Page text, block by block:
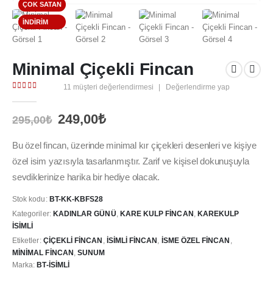
ÇOK SATAN
İNDIRIM
Minimal Çiçekli Fincan
11 müşteri değerlendirmesi | Değerlendirme yap
295,00₺ Orijinal
295,00₺.
249,00₺Şu
fiyat:
249,00₺.
Bu özel fincan, üzerinde minimal kır çiçekleri desenleri ve kişiye
özel isim yazısıyla tasarlanmıştır. Zarif ve kişisel dokunuşuyla
sevdiklerinize harika bir hediye olacak.
Stok kodu: BT-KK-KBFS28
Kategoriler: KADINLAR GÜNÜ, KARE KULP FINCAN, KAREKULP
İSIMLI
Etiketler: ÇIÇEKLI FINCAN İSIMLI FINCAN İSME ÖZEL FINCAN
MINIMAL FINCAN SUNUM
Marka:BT-İSIMLI